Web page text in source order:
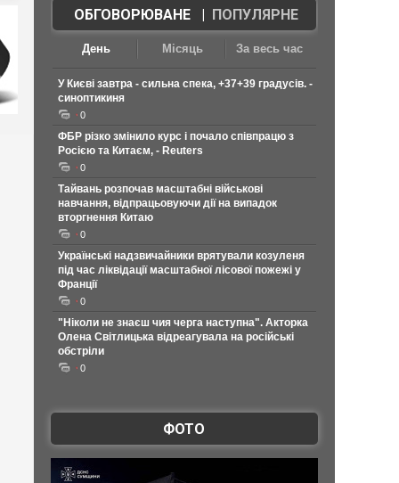
ОБГОВОРЮВАНЕ| ПОПУЛЯРНЕ
День Місяць За весь час
У Києві завтра - сильна спека, +37+39 градусів. -
синоптикиня
0
ФБР різко змінило курс і почало співпрацю з
Росією та Китаєм, - Reuters
0
Тайвань розпочав масштабні військові
навчання, відпрацьовуючи дії на випадок
вторгнення Китаю
0
Українські надзвичайники врятували козуленя
під час ліквідації масштабної лісової пожежі у
Франції
0
"Ніколи не знаєш чия черга наступна". Акторка
Олена Світлицька відреагувала на російські
обстріли
0
ФОТО